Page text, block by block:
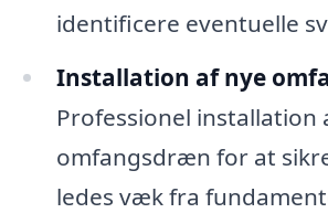
identificere eventuelle
Installation af nye
Professionel installation
omfangsdræn for at
ledes væk fra